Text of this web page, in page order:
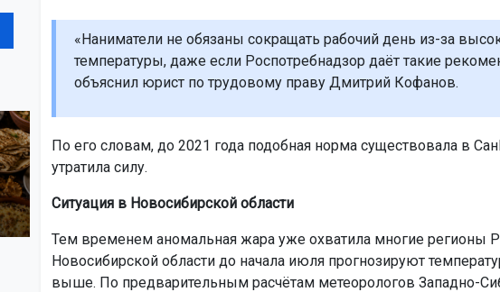
«Наниматели не обязаны сокращать рабочий день из-за
температуры, даже если Роспотребнадзор даёт такие
объяснил юрист по трудовому праву Дмитрий Кофанов.
По его словам, до 2021 года подобная норма существовала в
утратила силу.
Ситуация в Новосибирской области
Тем временем аномальная жара уже охватила многие регионы
Новосибирской области до начала июля прогнозируют
выше. По предварительным расчётам метеорологов Западно-